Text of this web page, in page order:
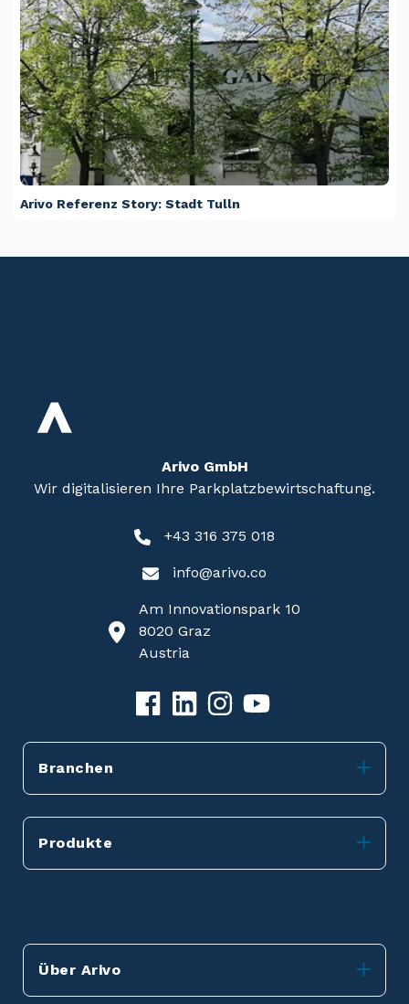
Arivo Referenz Story: Stadt Tulln
Arivo GmbH
Wir digitalisieren Ihre Parkplatzbewirtschaftung.
+43 316 375 018
info@arivo.co
Am Innovationspark 10
8020 Graz
Austria
Branchen
Produkte
Über Arivo